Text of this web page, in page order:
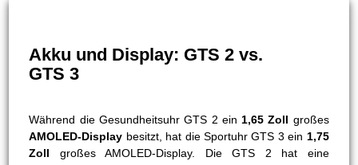
Akku und Display: GTS 2 vs.
GTS 3
Während die Gesundheitsuhr GTS 2 ein 1,65 Zoll großes
AMOLED-Display besitzt, hat die Sportuhr GTS 3 ein 1,75
Zoll großes AMOLED-Display. Die GTS 2 hat eine